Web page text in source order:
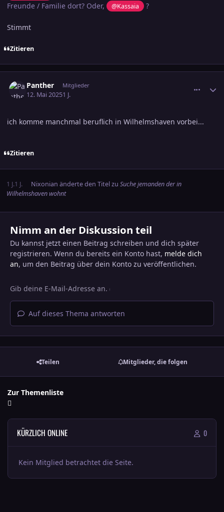
Freunde / Familie dort? Oder,
@Kassaia ?
Stimmt
Zitieren
Panther Mitglieder
12. Mai 20251 J.
ich komme manchmal beruflich in Wilhelmshaven vorbei...
Zitieren
1 J.1 J. Nixonian änderte den Titel zu Suche jemanden der in
Wilhelmshaven wohnt
Nimm an der Diskussion teil
Du kannst jetzt einen Beitrag schreiben und dich später
registrieren. Wenn du bereits ein Konto hast, melde dich
an, um den Beitrag über dein Konto zu veröffentlichen.
Auf dieses Thema antworten
Teilen Mitglieder, die folgen
Zur Themenliste
KÜRZLICH ONLINE 0
Kein Mitglied betrachtet die Seite.